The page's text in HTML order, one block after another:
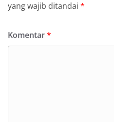
yang wajib ditandai *
Komentar*